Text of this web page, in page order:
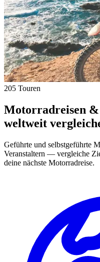
205 Touren
Motorradreisen
weltweit
Geführte und selbstgeführte
Veranstaltern — vergleiche
deine nächste Motorradreise.